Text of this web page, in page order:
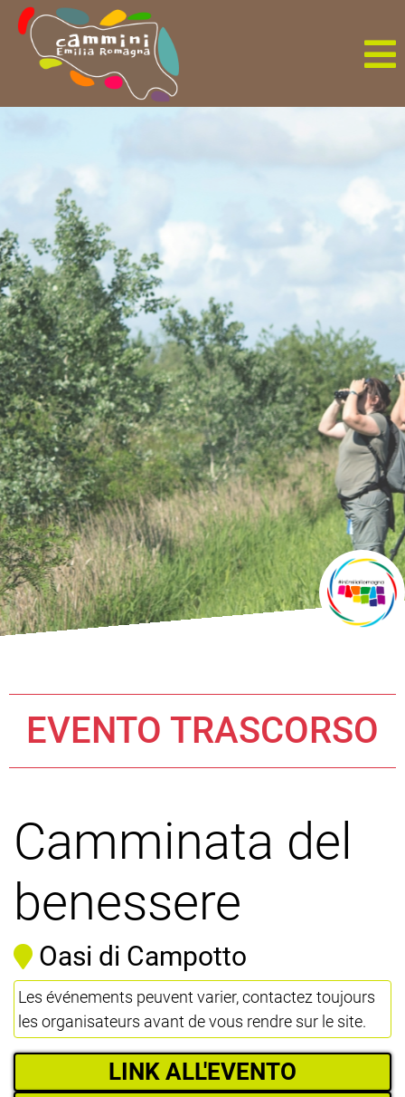
EVENTO TRASCORSO
Camminata del
benessere
Oasi di Campotto
Les événements peuvent varier, contactez toujours
les organisateurs avant de vous rendre sur le site.
LINK ALL'EVENTO